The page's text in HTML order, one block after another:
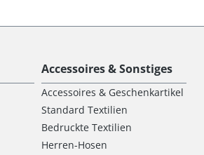
Accessoires & Sonstiges
Accessoires & Geschenkartikel
Standard Textilien
Bedruckte Textilien
Herren-Hosen